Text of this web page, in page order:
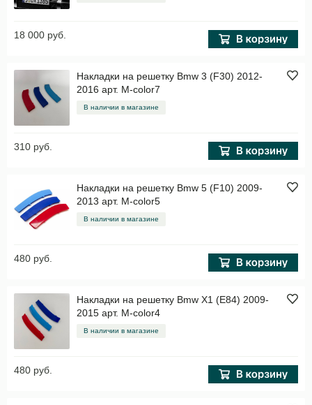
18 000 руб.
Накладки на решетку Bmw 3 (F30) 2012-
2016 арт. M-color7
В наличии в магазине
310 руб.
Накладки на решетку Bmw 5 (F10) 2009-
2013 арт. M-color5
В наличии в магазине
480 руб.
Накладки на решетку Bmw X1 (E84) 2009-
2015 арт. M-color4
В наличии в магазине
480 руб.